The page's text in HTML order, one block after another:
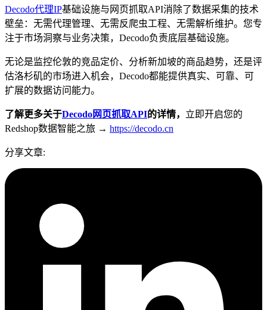
Decodo代理IP基础设施与网页抓取API消除了数据采集的技术
壁垒：无需代理管理、无需反爬虫工程、无需解析维护。您专
注于市场洞察与业务决策，Decodo负责底层基础设施。
无论是监控伦敦的竞品定价、分析新加坡的商品趋势，还是评
估洛杉矶的市场进入机会，Decodo都能提供真实、可靠、可
扩展的数据访问能力。
了解更多关于Decodo网页抓取API的详情， 立即开启您的
Redshop数据智能之旅 → https://decodo.cn
分享文章: